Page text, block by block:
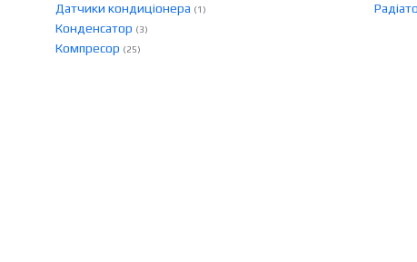
Датчики кондиціонера (1)
Конденсатор (3)
Компресор (25)